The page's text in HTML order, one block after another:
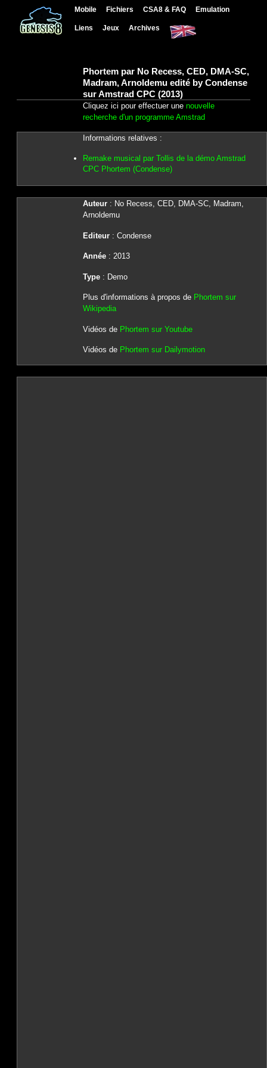
Mobile Fichiers CSA8 & FAQ Emulation
Liens Jeux Archives
Phortem par No Recess, CED, DMA-SC,
Madram, Arnoldemu edité by Condense
sur Amstrad CPC (2013)
Cliquez ici pour effectuer une nouvelle
recherche d'un programme Amstrad
Informations relatives :
Remake musical par Tollis de la démo Amstrad
CPC Phortem (Condense)
Auteur: No Recess, CED, DMA-SC, Madram,
Arnoldemu
Editeur: Condense
Année: 2013
Type: Demo
Plus d'informations à propos de Phortem sur
Wikipedia
Vidéos de Phortem sur Youtube
Vidéos de Phortem sur Dailymotion